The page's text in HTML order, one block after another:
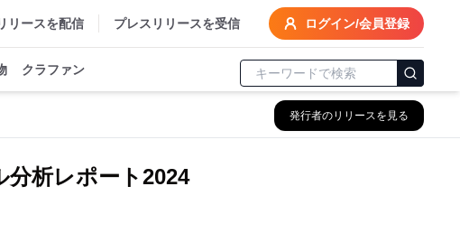
リースを配信 プレスリリースを受信 ログイン/会員登録
クラファン
発行者のリリースを見る
析レポート2024